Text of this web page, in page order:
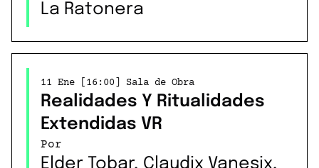
La Ratonera
11 Ene [16:00] Sala de Obra
Realidades Y Ritualidades
Extendidas VR
Por
Elder Tobar, Claudix Vanesix,